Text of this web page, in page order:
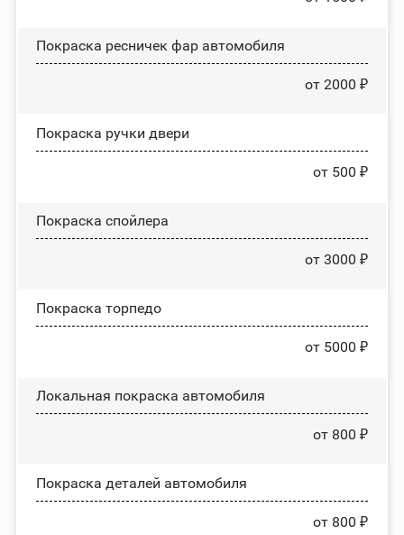
Покраска ресничек фар автомобиля
от 2000 ₽
Покраска ручки двери
от 500 ₽
Покраска спойлера
от 3000 ₽
Покраска торпедо
от 5000 ₽
Локальная покраска автомобиля
от 800 ₽
Покраска деталей автомобиля
от 800 ₽